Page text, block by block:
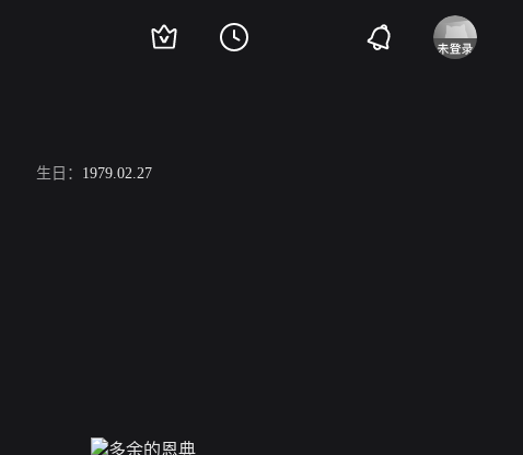
生日： 1979.02.27